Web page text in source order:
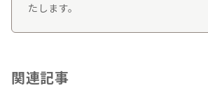
たします。
関連記事